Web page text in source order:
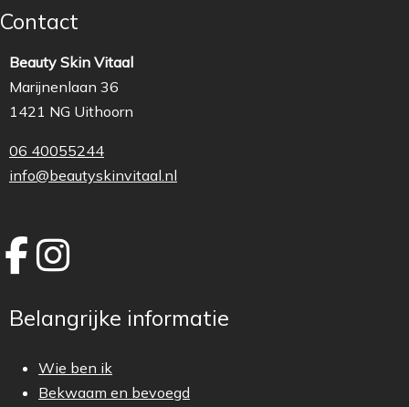
Contact
Beauty Skin Vitaal
Marijnenlaan 36
1421 NG Uithoorn
06 40055244
info@beautyskinvitaal.nl
Belangrijke informatie
Wie ben ik
Bekwaam en bevoegd